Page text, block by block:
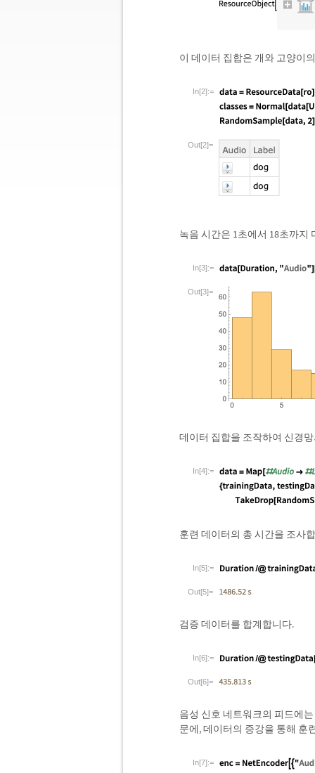
이 데이터 집합은 개와 고양이
In[2]:=
Out[2]=
녹음 시간은 1초에서 18초까지
In[3]:=
Out[3]=
데이터 집합을 조작하여 신경
In[4]:=
훈련 데이터의 총 시간을 조사
In[5]:=
Out[5]=
검증 데이터를 합계합니다.
In[6]:=
Out[6]=
음성 신호 네트워크의 피드에는
문에, 데이터의 증강을 통해 훈
In[7]:=